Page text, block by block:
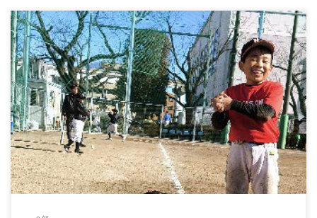
1月より4年生は新2部として気持ちも新たにスタートしました！
スト […]